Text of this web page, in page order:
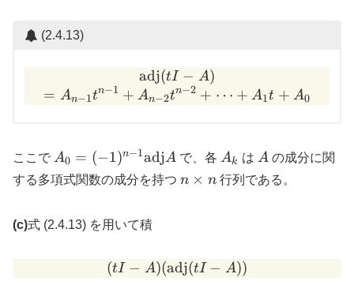
(2.4.13)
\mathrm{adj}(t I - A) \\
adj(tI − A)
= An−1tn−1 + An−2tn−2 + ⋯ + A1t + A0
ここで A_0 =
(-1)^{n-1}
\mathrm{adj}
A0 = (−1)n−1adjA で、各 A_k
Ak は A
A の成分に関
する多項式関数の成分を持つ n
n × n行列である。
(c)式 (2.4.13) を用いて積
(t I - A)(\mathrm{adj}(t I
(tI − A)(adj(tI − A))